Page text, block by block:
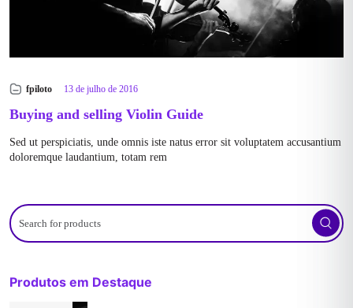
fpiloto 13 de julho de 2016
Buying and selling Violin Guide
Sed ut perspiciatis, unde omnis iste natus error sit voluptatem accusantium
doloremque laudantium, totam rem
Search
for
products
Produtos em Destaque